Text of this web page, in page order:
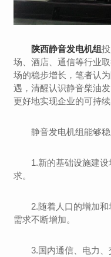
陕西静音发电机组
场、酒店、通信等行业
场的稳步增长，笔者认
遇，清醒认识静音柴油
更好地实现企业的可持续
静音发电机组能够
1.新的基础设施建
求。
2.随着人口的增加
需求不断增加。
3.国内通信、电力